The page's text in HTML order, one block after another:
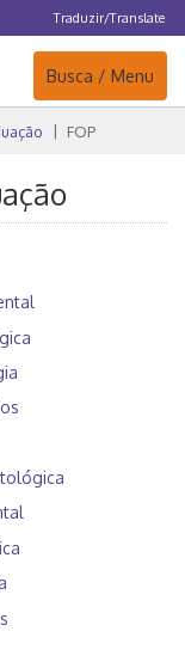
Traduzir/Translate
Navegação
Busca / Menu
FOP